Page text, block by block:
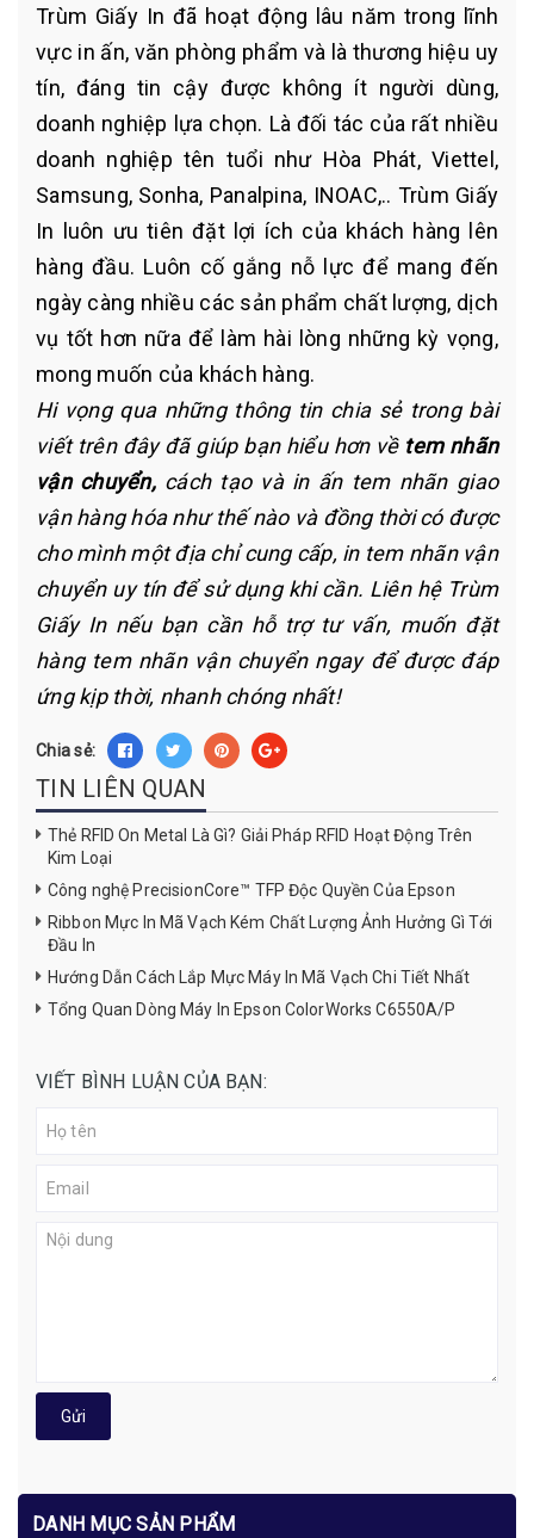
Trùm Giấy In đã hoạt động lâu năm trong lĩnh
vực in ấn, văn phòng phẩm và là thương hiệu uy
tín, đáng tin cậy được không ít người dùng,
doanh nghiệp lựa chọn. Là đối tác của rất nhiều
doanh nghiệp tên tuổi như Hòa Phát, Viettel,
Samsung, Sonha, Panalpina, INOAC,.. Trùm Giấy
In luôn ưu tiên đặt lợi ích của khách hàng lên
hàng đầu. Luôn cố gắng nỗ lực để mang đến
ngày càng nhiều các sản phẩm chất lượng, dịch
vụ tốt hơn nữa để làm hài lòng những kỳ vọng,
mong muốn của khách hàng.
Hi vọng qua những thông tin chia sẻ trong bài
viết trên đây đã giúp bạn hiểu hơn vềtem nhãn
vận chuyển,cách tạo và in ấn tem nhãn giao
vận hàng hóa như thế nào và đồng thời có được
cho mình một địa chỉ cung cấp, in tem nhãn vận
chuyển uy tín để sử dụng khi cần. Liên hệ Trùm
Giấy In nếu bạn cần hỗ trợ tư vấn, muốn đặt
hàng tem nhãn vận chuyển ngay để được đáp
ứng kịp thời, nhanh chóng nhất!
Chia sẻ:
TIN LIÊN QUAN
Thẻ RFID On Metal Là Gì? Giải Pháp RFID Hoạt Động Trên
Kim Loại
Công nghệ PrecisionCore™ TFP Độc Quyền Của Epson
Ribbon Mực In Mã Vạch Kém Chất Lượng Ảnh Hưởng Gì Tới
Đầu In
Hướng Dẫn Cách Lắp Mực Máy In Mã Vạch Chi Tiết Nhất
Tổng Quan Dòng Máy In Epson ColorWorks C6550A/P
VIẾT BÌNH LUẬN CỦA BẠN:
Gửi
DANH MỤC SẢN PHẨM